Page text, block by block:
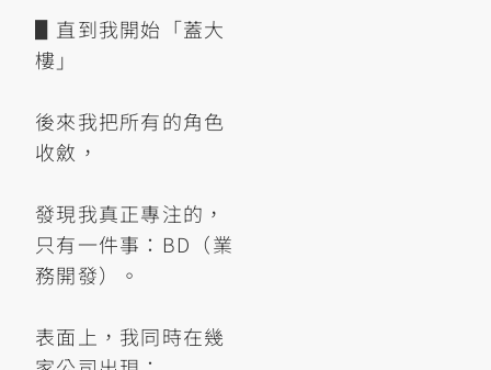
▋直到我開始「蓋大
樓」
後來我把所有的角色
收斂，
發現我真正專注的，
只有一件事：BD（業
務開發）。
表面上，我同時在幾